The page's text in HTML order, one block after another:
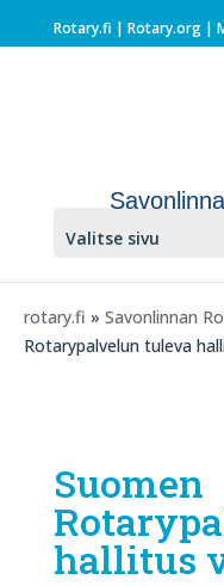
Rotary.fi | Rotary.org|
Valitse sivu
rotary.fi » Savonlinnan
Rotarypalvelun tuleva
Suomen
hallitus